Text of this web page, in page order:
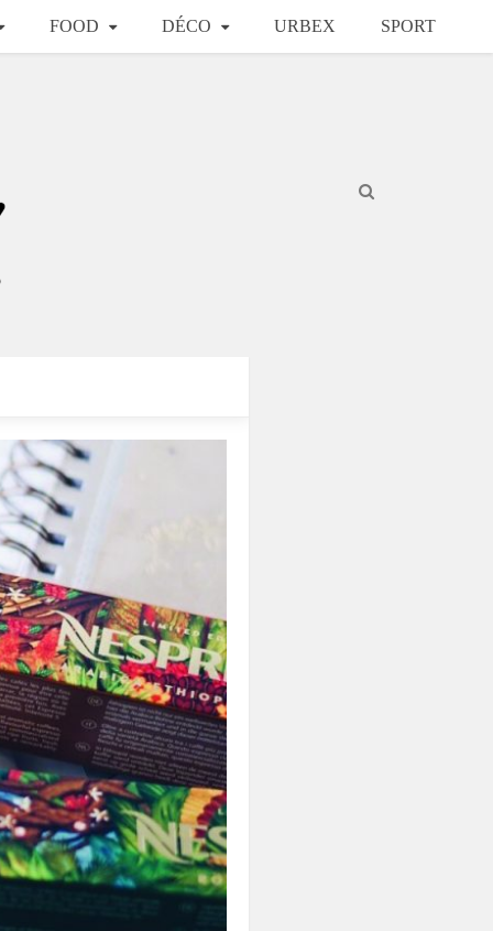
FOOD DÉCO URBEX SPORT